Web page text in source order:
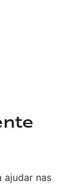
ajudar nas